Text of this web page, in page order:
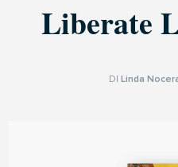
Liberate
DI Linda